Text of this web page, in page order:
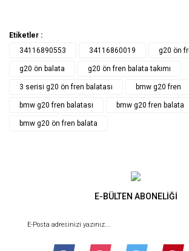
Etiketler :
34116890553
34116860019 g20 ön
g20 ön balata g20 ön fren balata takımı
3 serisi g20 ön fren balatası bmw g20 fren
bmw g20 fren balatası bmw g20 fren balata
bmw g20 ön fren balata
E-BÜLTEN ABONELİĞİ